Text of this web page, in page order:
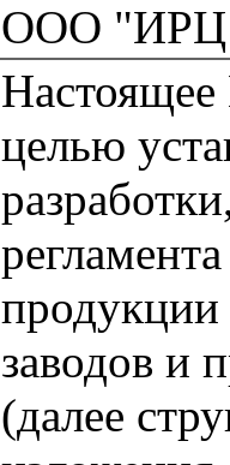
ООО "ИРЦ
Настоящее
целью
продукции
заводов и
(далее